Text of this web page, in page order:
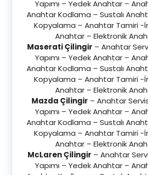
Yapımı – Yedek Anahtar –
Anahtar Kodlama – Sustalı
Kopyalama – Anahtar Tamiri -
Anahtar – Elektronik
Maserati Çilingir – Anahtar
Yapımı – Yedek Anahtar –
Anahtar Kodlama – Sustalı
Kopyalama – Anahtar Tamiri -
Anahtar – Elektronik
Mazda Çilingir – Anahtar
Yapımı – Yedek Anahtar –
Anahtar Kodlama – Sustalı
Kopyalama – Anahtar Tamiri -
Anahtar – Elektronik
McLaren Çilingir – Anahtar
Yapımı – Yedek Anahtar –